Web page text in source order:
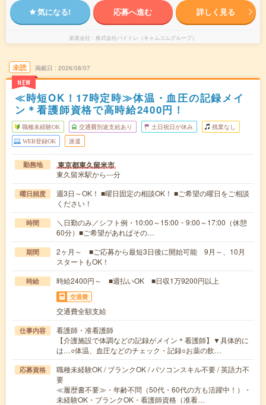
気になる! 応募へ進む 詳しく見る
派遣会社 株式会社バイトレ（キャムコムグループ）
未読
NEW
掲載日 2026/08/07
≪時短OK！17時定時≫体温・血圧の記録メイ
ン＊看護師資格で高時給2400円！
職種未経験OK 交通費別途支給あり 土日祝日が休み 残業なし
WEB登録OK 派遣
勤務地 東京都東久留米市
東久留米駅から---分
曜日頻度
週3日～OK！ ■曜日固定の相談OK！ ■ご希望の曜日をご相談
ください！
時間
＼日勤のみ／シフト例・10:00～15:00・9:00～17:00（休憩
60分）■ご希望があればその…
期間
2ヶ月～ ■ご応募から最短3日後に開始可能 9月～、10月
スタートもOK！
時給 時給2400円～ ■週払いOK ■日収1万9200円以上
交通費
交通費全額支給
仕事内容
看護師・准看護師
【介護施設で体調などの記録がメイン＊看護師】▼具体的に
は…○体温、血圧などのチェック・記録○お薬の飲…
応募資格
職種未経験OK / ブランクOK / パソコンスキル不要 / 英語力不
要
≪履歴書不要≫・年齢不問（50代・60代の方も活躍中！）・
未経験OK・ブランクOK・看護師資格（准看…